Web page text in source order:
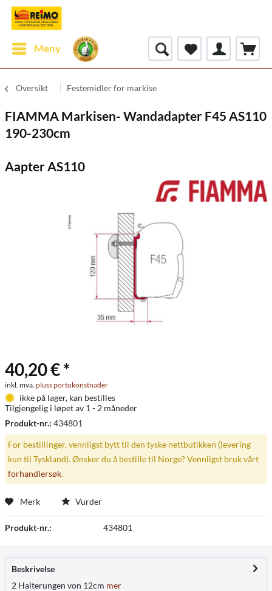
Meny
Oversikt Festemidler for markise
FIAMMA Markisen- Wandadapter F45 AS110
190-230cm
Aapter AS110
40,20 € *
inkl. mva. pluss portokonstnader
ikke på lager, kan bestilles
Tilgjengelig i løpet av 1 - 2 måneder
Produkt-nr.: 434801
For bestillinger, vennligst bytt til den tyske nettbutikken (levering
kun til Tyskland). Ønsker du å bestille til Norge? Vennligst bruk vårt
forhandlersøk.
Merk Vurder
Produkt-nr.: 434801
Beskrivelse
2 Halterungen von 12cm mer